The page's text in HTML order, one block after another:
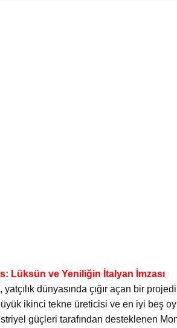
Lüksün ve Yeniliğin İtalyan İmzası
yatçılık dünyasında çığır açan bir
ikinci tekne üreticisi ve en iyi beş
güçleri tarafından desteklenen